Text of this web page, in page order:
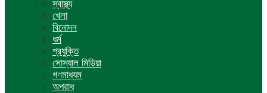
স্বাস্থ্য
খেলা
বিনোদন
ধর্ম
প্রযুক্তি
সোস্যাল মিডিয়া
গণমাধ্যম
অপরাধ